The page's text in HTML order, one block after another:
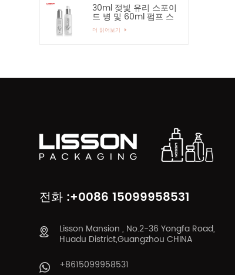
30ml 젖빛 유리 스포이
드 병 및 60ml 펌프 스
프레이 유리병
더 읽어보기
전화 :+0086 15099958531
Lisson Mansion , No.2-36 Yongfa Road,
Huadu District,Guangzhou CHINA
+8615099958531